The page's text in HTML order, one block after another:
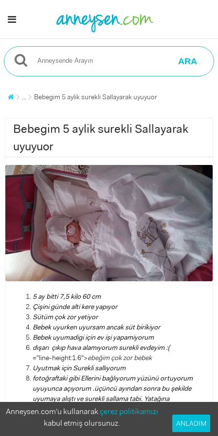
ARA
... Bebegim 5 aylik surekli Sallayarak uyuyuor
Bebegim 5 aylik surekli Sallayarak
uyuyuor
5 ay bitti 7,5 kilo 60 cm
Çişini günde alti kere yapıyor
Sütüm çok zor yetiyor
Bebek uyurken uyursam ancak süt birikiyor
Bebek uyumadigi için ev işi yapamiyorum
dışarı çıkıp hava alamıyorum surekli evdeyim :(
="line-height:1.6">ebeğim çok zor bebek
Uyutmak için Surekli sallıyorum
fotoğraftaki gibi Ellerini bağlıyorum yüzünü ortuyorum
uyuyunca açıyorum .üçüncü ayından sonra bu şekilde
uyumaya alıştı ve surekli sallama tabi. Yatağına
alisamayacak galiba . şu anda besikte yatiyor
10dk sonra uyanıyor sallarsam en fazla bir saat uyuyor
Gazimiz dört aylıkken geçti çok gazlı bir bebek
Anneysen.com'u kullanarakçerez politikamızı
kabul etmiş olursunuz.
ANLADIM